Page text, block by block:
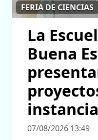
FERIA DE CIENCIAS
La
Buena
07/08/2026 13:49